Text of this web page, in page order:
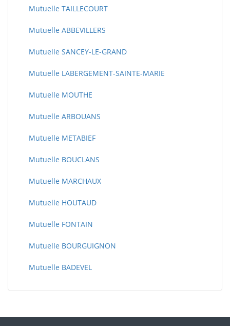
Mutuelle TAILLECOURT
Mutuelle ABBEVILLERS
Mutuelle SANCEY-LE-GRAND
Mutuelle LABERGEMENT-SAINTE-MARIE
Mutuelle MOUTHE
Mutuelle ARBOUANS
Mutuelle METABIEF
Mutuelle BOUCLANS
Mutuelle MARCHAUX
Mutuelle HOUTAUD
Mutuelle FONTAIN
Mutuelle BOURGUIGNON
Mutuelle BADEVEL